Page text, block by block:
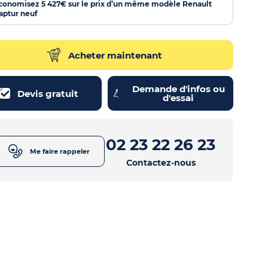
5 427€ sur le prix d’un même modèle Renault
neuf
Acheter maintenant
Devis gratuit Demande d'infos ou
d'essai
Me faire rappeler 02 23 22 26 23
Contactez-nous